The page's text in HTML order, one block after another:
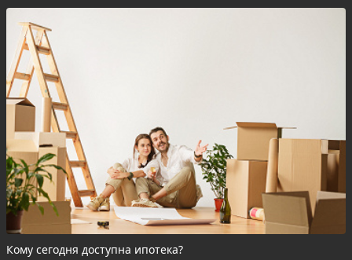
Кому сегодня доступна ипотека?